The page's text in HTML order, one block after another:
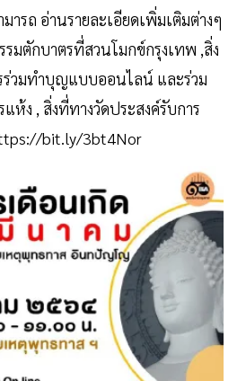
ารถ อ่านรายละเอียดเพิ่มเติมต่างๆ
รมตักบาตรที่สวนโมกข์กรุงเทพ ,สิ่ง
ร่วมทำบุญแบบออนไลน์ และร่วม
ห้ง , สิ่งที่ทางวัดประสงค์รับการ
bit.ly/3bt4Nor